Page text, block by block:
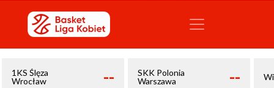
1KS Ślęza
Wrocław
--
SKK Polonia
Warszawa
--